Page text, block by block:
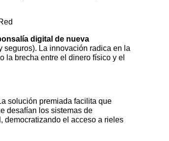
digital de nueva
seguros). La innovación radica en la
la brecha entre el dinero físico y el
solución premiada facilita que
desafían los sistemas de
democratizando el acceso a rieles